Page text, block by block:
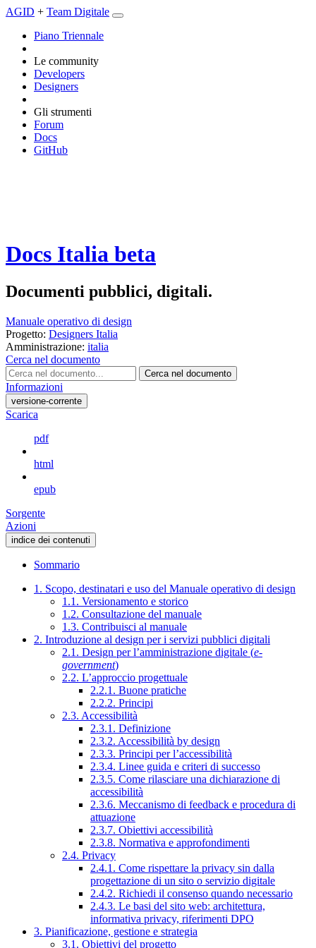
AGID + Team Digitale
Piano Triennale
Le community
Developers
Designers
Gli strumenti
Forum
Docs
GitHub
Docs Italia beta
Documenti pubblici, digitali.
Manuale operativo di design
Progetto: Designers Italia
Amministrazione: italia
Cerca nel documento
Cerca nel documento
Informazioni
versione-corrente
Scarica
pdf
html
epub
Sorgente
Azioni
indice dei contenuti
Sommario
1. Scopo, destinatari e uso del Manuale operativo di design
1.1. Versionamento e storico
1.2. Consultazione del manuale
1.3. Contribuisci al manuale
2. Introduzione al design per i servizi pubblici digitali
2.1. Design per l’amministrazione digitale (e-
government)
2.2. L’approccio progettuale
2.2.1. Buone pratiche
2.2.2. Principi
2.3. Accessibilità
2.3.1. Definizione
2.3.2. Accessibilità by design
2.3.3. Principi per l’accessibilità
2.3.4. Linee guida e criteri di successo
2.3.5. Come rilasciare una dichiarazione di
accessibilità
2.3.6. Meccanismo di feedback e procedura di
attuazione
2.3.7. Obiettivi accessibilità
2.3.8. Normativa e approfondimenti
2.4. Privacy
2.4.1. Come rispettare la privacy sin dalla
progettazione di un sito o servizio digitale
2.4.2. Richiedi il consenso quando necessario
2.4.3. Le basi del sito web: architettura,
informativa privacy, riferimenti DPO
3. Pianificazione, gestione e strategia
3.1. Obiettivi del progetto